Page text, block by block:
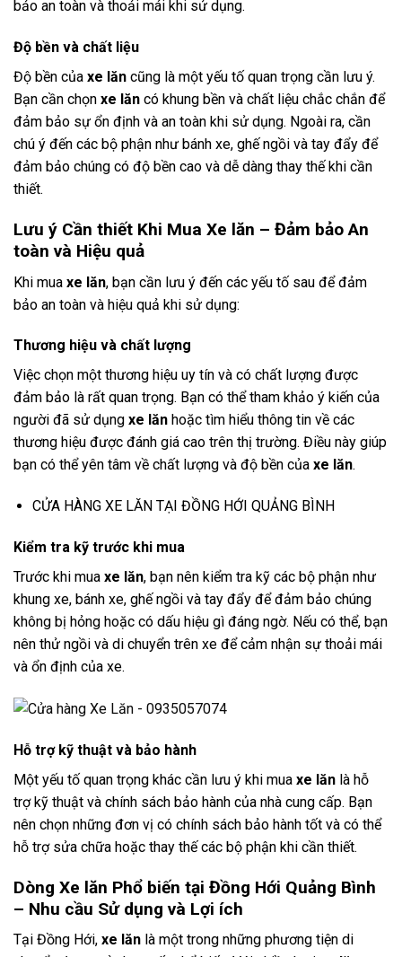
bảo an toàn và thoải mái khi sử dụng.
Độ bền và chất liệu
Độ bền của xe lăn cũng là một yếu tố quan trọng cần lưu ý.
Bạn cần chọn xe lăn có khung bền và chất liệu chắc chắn để
đảm bảo sự ổn định và an toàn khi sử dụng. Ngoài ra, cần
chú ý đến các bộ phận như bánh xe, ghế ngồi và tay đẩy để
đảm bảo chúng có độ bền cao và dễ dàng thay thế khi cần
thiết.
Lưu ý Cần thiết Khi Mua Xe lăn – Đảm bảo An
toàn và Hiệu quả
Khi mua xe lăn, bạn cần lưu ý đến các yếu tố sau để đảm
bảo an toàn và hiệu quả khi sử dụng:
Thương hiệu và chất lượng
Việc chọn một thương hiệu uy tín và có chất lượng được
đảm bảo là rất quan trọng. Bạn có thể tham khảo ý kiến của
người đã sử dụng xe lăn hoặc tìm hiểu thông tin về các
thương hiệu được đánh giá cao trên thị trường. Điều này giúp
bạn có thể yên tâm về chất lượng và độ bền của xe lăn.
CỬA HÀNG XE LĂN TẠI ĐỒNG HỚI QUẢNG BÌNH
Kiểm tra kỹ trước khi mua
Trước khi mua xe lăn, bạn nên kiểm tra kỹ các bộ phận như
khung xe, bánh xe, ghế ngồi và tay đẩy để đảm bảo chúng
không bị hỏng hoặc có dấu hiệu gì đáng ngờ. Nếu có thể, bạn
nên thử ngồi và di chuyển trên xe để cảm nhận sự thoải mái
và ổn định của xe.
Hỗ trợ kỹ thuật và bảo hành
Một yếu tố quan trọng khác cần lưu ý khi mua xe lăn là hỗ
trợ kỹ thuật và chính sách bảo hành của nhà cung cấp. Bạn
nên chọn những đơn vị có chính sách bảo hành tốt và có thể
hỗ trợ sửa chữa hoặc thay thế các bộ phận khi cần thiết.
Dòng Xe lăn Phổ biến tại Đồng Hới Quảng Bình
– Nhu cầu Sử dụng và Lợi ích
Tại Đồng Hới, xe lăn là một trong những phương tiện di